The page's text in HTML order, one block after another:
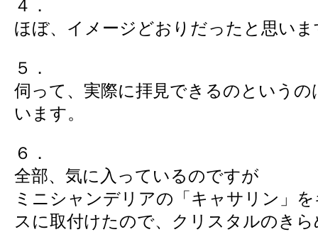
４．
ほぼ、イメージどおりだったと思いま
５．
伺って、実際に拝見できるのというの
います。
６．
全部、気に入っているのですが
ミニシャンデリアの「キャサリン」
スに取付けたので、クリスタルのき